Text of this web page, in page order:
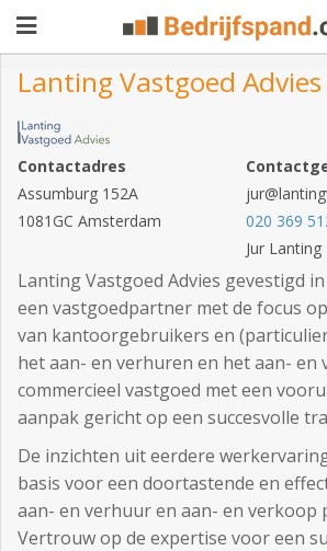
Pand
aanbieden
Pand
zoeken
adverteren
Premium
adverteren
Blog
Registreren
Login
Lanting Vastgoed Advies
Contactadres
Assumburg 152A
1081GC Amsterdam
020 369
Jur Lanting
Lanting Vastgoed Advies gevestigd
een vastgoedpartner met de focus
van kantoorgebruikers en
het aan- en verhuren en het aan- en
commercieel vastgoed met een
aanpak gericht op een succesvolle
De inzichten uit eerdere
basis voor een doortastende en
aan- en verhuur en aan- en verkoop
Vertrouw op de expertise voor een